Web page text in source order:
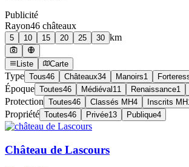
Publicité
Rayon46 châteaux
5 10 15 20 25 30 km
Liste Carte
Type Tous46 Châteaux34 Manoirs1
Époque Toutes46 Médiéval 11 Renaissance1
Protection Toutes46 Classés MH4 Inscrits MH
Propriété Toutes46 Privée13 Publique4
Château de Lascours